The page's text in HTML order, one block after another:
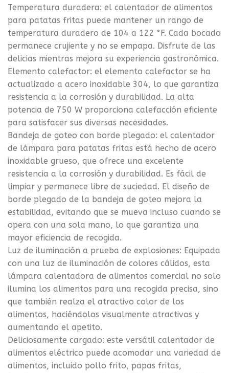
Temperatura duradera: el calentador de alimentos
para patatas fritas puede mantener un rango de
temperatura duradero de 104 a 122 °F. Cada bocado
permanece crujiente y no se empapa. Disfrute de las
delicias mientras mejora su experiencia gastronómica.
Elemento calefactor: el elemento calefactor se ha
actualizado a acero inoxidable 304, lo que garantiza
resistencia a la corrosión y durabilidad. La alta
potencia de 750 W proporciona calefacción eficiente
para satisfacer sus diversas necesidades.
Bandeja de goteo con borde plegado: el calentador
de lámpara para patatas fritas está hecho de acero
inoxidable grueso, que ofrece una excelente
resistencia a la corrosión y durabilidad. Es fácil de
limpiar y permanece libre de suciedad. El diseño de
borde plegado de la bandeja de goteo mejora la
estabilidad, evitando que se mueva incluso cuando se
opera con una sola mano, lo que garantiza una
mayor eficiencia de recogida.
Luz de iluminación a prueba de explosiones: Equipada
con una luz de iluminación de colores cálidos, esta
lámpara calentadora de alimentos comercial no solo
ilumina los alimentos para una recogida precisa, sino
que también realza el atractivo color de los
alimentos, haciéndolos visualmente atractivos y
aumentando el apetito.
Deliciosamente cargado: este versátil calentador de
alimentos eléctrico puede acomodar una variedad de
alimentos, incluido pollo frito, papas fritas,